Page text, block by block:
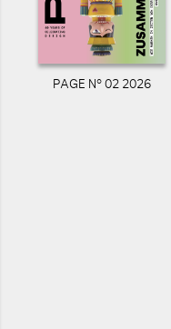
PAGE N° 02 2026